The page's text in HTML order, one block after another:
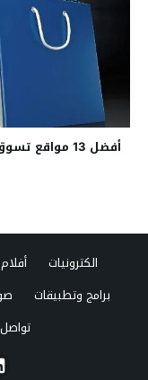
أفضل 13 مواقع تسوق إلكترونيات أون لاين لهذا العام
الكترونيات
برامج وتطبيقات